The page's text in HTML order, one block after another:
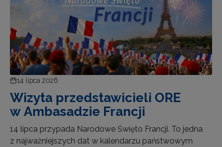
14 lipca 2026
Wizyta przedstawicieli ORE
w Ambasadzie Francji
14 lipca przypada Narodowe Święto Francji. To jedna
z najważniejszych dat w kalendarzu państwowym